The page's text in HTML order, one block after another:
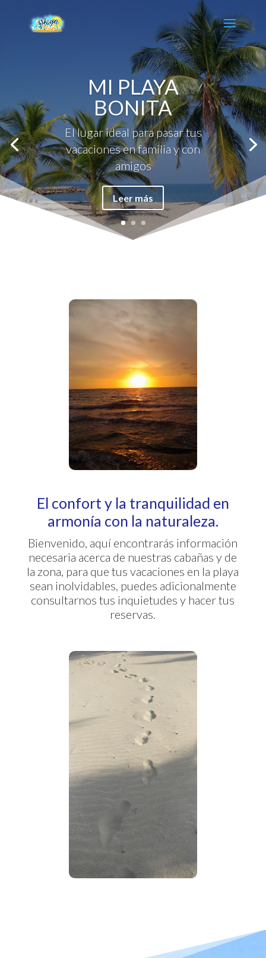
MI PLAYA
BONITA
El lugar ideal para pasar tus
vacaciones en familia y con
amigos
Leer más
El confort y la tranquilidad en
armonía con la naturaleza.
Bienvenido, aquí encontrarás información
necesaria acerca de nuestras cabañas y de
la zona, para que tus vacaciones en la playa
sean inolvidables, puedes adicionalmente
consultarnos tus inquietudes y hacer tus
reservas.